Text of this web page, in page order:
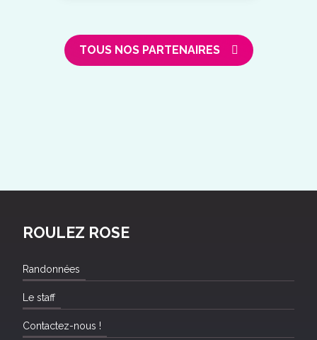
TOUS NOS PARTENAIRES
ROULEZ ROSE
Randonnées
Le staff
Contactez-nous !